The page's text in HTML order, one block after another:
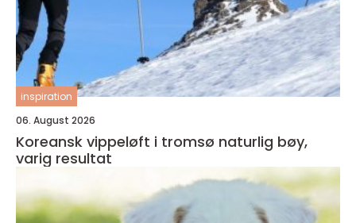
inspiration
06. August 2026
Koreansk vippeløft i tromsø naturlig bøy,
varig resultat